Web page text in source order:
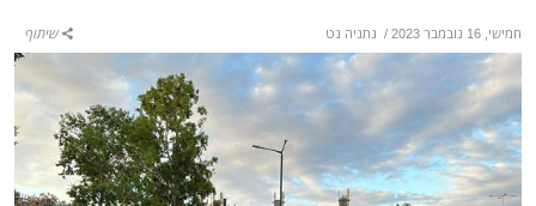
חמישי, 16 נובמבר 2023 / נתניה נט שיתוף